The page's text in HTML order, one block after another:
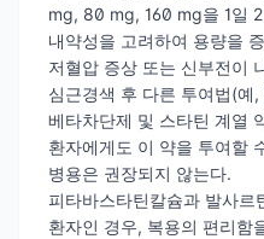
mg, 80 mg, 160 mg을 1일
내약성을 고려하여 용량을
저혈압 증상 또는 신부전이
심근경색 후 다른 투여법(예
베타차단제 및 스타틴 계열
환자에게도 이 약을 투여할
병용은 권장되지 않는다.
피타바스타틴칼슘과 발사르
환자인 경우, 복용의 편리함